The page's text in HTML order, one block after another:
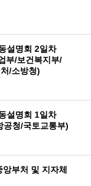
설명회 2일차
부/보건복지부/
/소방청)
설명회 1일차
공청/국토교통부)
부처 및 지자체